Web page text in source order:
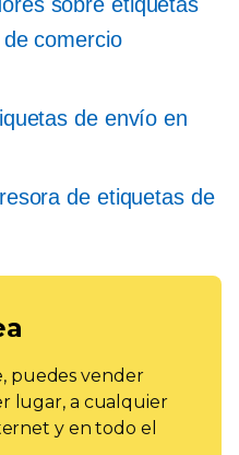
comercio
de envío en
de etiquetas de
puedes vender
lugar, a cualquier
y en todo el